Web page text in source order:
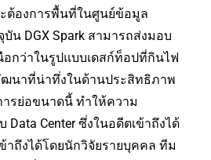
ต้องการพื้นที่ในศูนย์ข้อมูล
น DGX Spark สามารถส่งมอบ
กว่าในรูปแบบเดสก์ท็อปที่กินไฟ
ฒนาที่น่าทึ่งในด้านประสิทธิภาพ
รย่อขนาดนี้ ทำให้ความ
Data Center ซึ่งในอดีตเข้าถึงได้
าถึงได้โดยนักวิจัยรายบุคคล ทีม